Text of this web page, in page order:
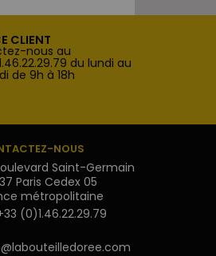
CLIENT
nous au
du lundi au
de 9h à 18h
NOUS
Saint-Germain
Paris Cedex 05
métropolitaine
(0)1.46.22.29.79